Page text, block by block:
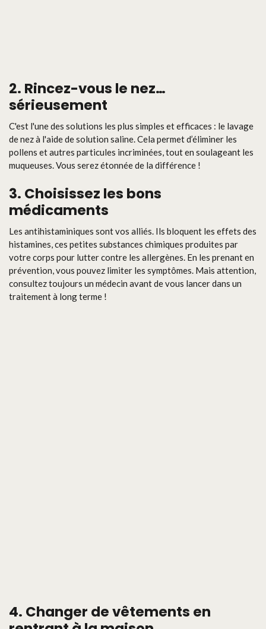
2. Rincez-vous le nez…
sérieusement
C'est l'une des solutions les plus simples et efficaces : le lavage
de nez à l'aide de solution saline. Cela permet d’éliminer les
pollens et autres particules incriminées, tout en soulageant les
muqueuses. Vous serez étonnée de la différence !
3. Choisissez les bons
médicaments
Les antihistaminiques sont vos alliés. Ils bloquent les effets des
histamines, ces petites substances chimiques produites par
votre corps pour lutter contre les allergènes. En les prenant en
prévention, vous pouvez limiter les symptômes. Mais attention,
consultez toujours un médecin avant de vous lancer dans un
traitement à long terme !
4. Changer de vêtements en